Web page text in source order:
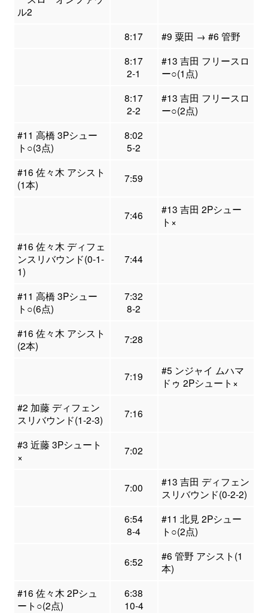
ル2
8:17
#9 粟田 → #6 管野
8:17
2-1
#13 吉田 フリースロ
ー○(1点)
8:17
2-2
#13 吉田 フリースロ
ー○(2点)
#11 高橋 3Pシュー
ト○(3点)
8:02
5-2
#16 佐々木 アシスト
(1本)
7:59
7:46
#13 吉田 2Pシュー
ト×
#16 佐々木 ディフェ
ンスリバウンド(0-1-
1)
7:44
#11 高橋 3Pシュー
ト○(6点)
7:32
8-2
#16 佐々木 アシスト
(2本)
7:28
7:19
#5 ンジャイ ムハマ
ドゥ 2Pシュート×
#2 加藤 ディフェン
スリバウンド(1-2-3)
7:16
#3 近藤 3Pシュート
×
7:02
7:00
#13 吉田 ディフェン
スリバウンド(0-2-2)
6:54
8-4
#11 北見 2Pシュー
ト○(2点)
6:52
#6 管野 アシスト(1
本)
#16 佐々木 2Pシュ
ート○(2点)
6:38
10-4